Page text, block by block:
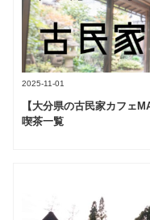
2025-11-01
【大分県の古民家カフェ
喫茶一覧